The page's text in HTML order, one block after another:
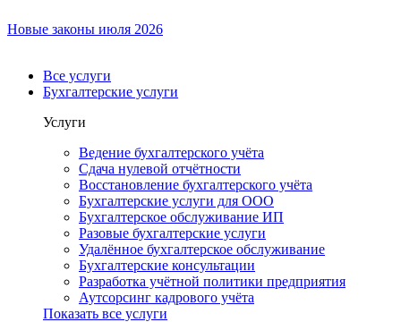
Новые законы июля 2026
Все услуги
Бухгалтерские услуги
Услуги
Ведение бухгалтерского учёта
Сдача нулевой отчётности
Восстановление бухгалтерского учёта
Бухгалтерские услуги для ООО
Бухгалтерское обслуживание ИП
Разовые бухгалтерские услуги
Удалённое бухгалтерское обслуживание
Бухгалтерские консультации
Разработка учётной политики предприятия
Аутсорсинг кадрового учёта
Показать все услуги